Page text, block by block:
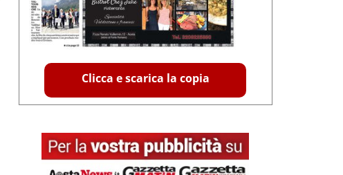
Clicca e scarica la copia